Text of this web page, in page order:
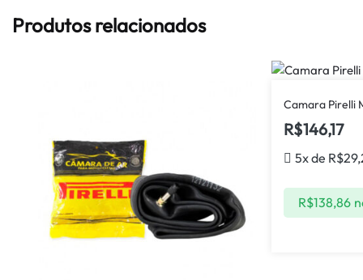
Produtos relacionados
Camara Pirelli
R$146,17
5x de R$
R$138,86